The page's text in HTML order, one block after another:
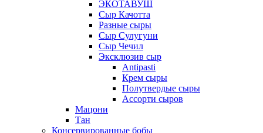
ЭКОТАВУШ
Сыр Качотта
Разные сыры
Сыр Сулугуни
Сыр Чечил
Эксклюзив сыр
Antipasti
Крем сыры
Полутвердые сыры
Ассорти сыров
Мацони
Тан
Консервированные бобы